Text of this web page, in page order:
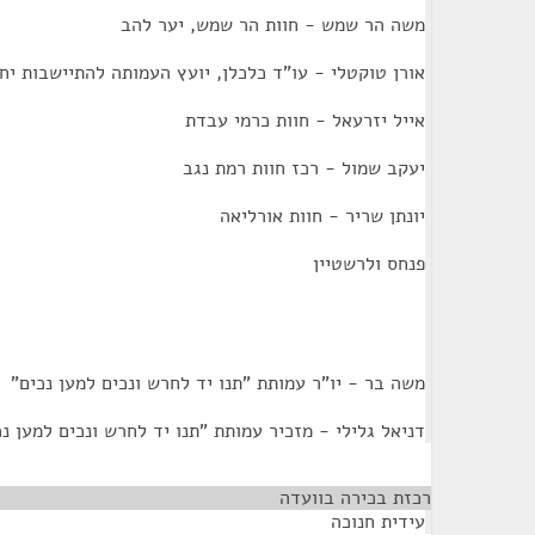
משה הר שמש - חוות הר שמש, יער להב
אורן טוקטלי - עו"ד כלכלן, יועץ העמותה להתיישבות
אייל יזרעאל - חוות כרמי עבדת
יעקב שמול - רכז חוות רמת נגב
יונתן שריר - חוות אורליאה
פנחס ולרשטיין
משה בר - יו"ר עמותת "תנו יד לחרש ונכים למען נכים"
דניאל גלילי - מזכיר עמותת "תנו יד לחרש ונכים למען
רכזת בכירה בוועדה
עידית חנוכה